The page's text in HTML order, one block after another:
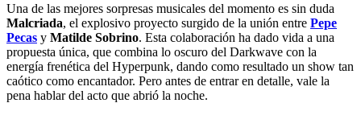
Una de las mejores sorpresas musicales del momento es sin duda
Malcriada, el explosivo proyecto surgido de la unión entre Pepe
Pecas y Matilde Sobrino. Esta colaboración ha dado vida a una
propuesta única, que combina lo oscuro del Darkwave con la
energía frenética del Hyperpunk, dando como resultado un show tan
caótico como encantador. Pero antes de entrar en detalle, vale la
pena hablar del acto que abrió la noche.